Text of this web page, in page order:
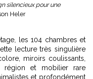
silencieux pour une
Heler
les 104 chambres et
lecture très singulière
miroirs coulissants,
région et mobilier rare
et profondément